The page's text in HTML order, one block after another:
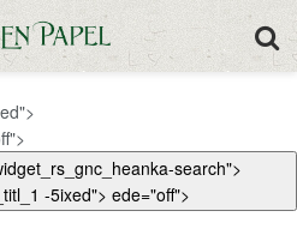
search">
post_titleiv> post_titl_1 -5ixed"> ede="off">